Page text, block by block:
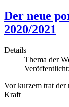
Der neue
2020/2021
Details
Thema der
Vor kurzem trat der
Kraft